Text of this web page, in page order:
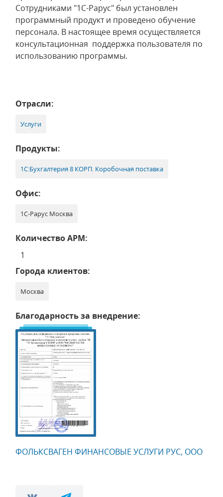
Сотрудниками "1С-Рарус" был установлен
программный продукт и проведено обучение
персонала. В настоящее время осуществляется
консультационная поддержка пользователя по
использованию программы.
Отрасли:
Услуги
Продукты:
1С:Бухгалтерия 8 КОРП. Коробочная поставка
Офис:
1С-Рарус Москва
Количество АРМ:
1
Города клиентов:
Москва
Благодарность за внедрение:
ФОЛЬКСВАГЕН ФИНАНСОВЫЕ УСЛУГИ РУС, ООО